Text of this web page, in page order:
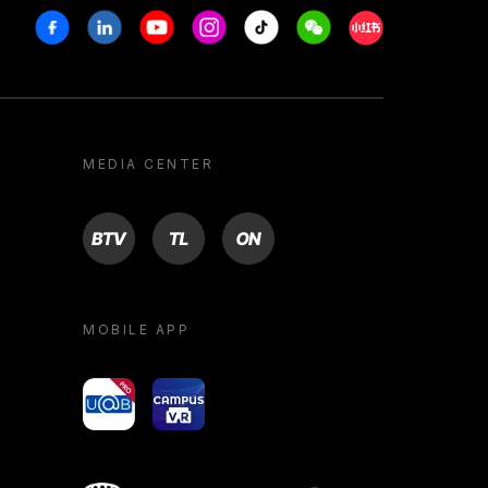
FacebookLinkedinYoutubeInstagram
Tiktok WeechatXiaohongshu/
MEDIA CENTER
BTV TL ON
MOBILE APP
yoU@B Campus VR